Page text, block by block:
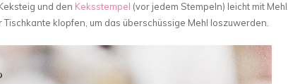
und den Keksstempel (vor jedem Stempeln) leicht mit Mehl.
klopfen, um das überschüssige Mehl loszuwerden.